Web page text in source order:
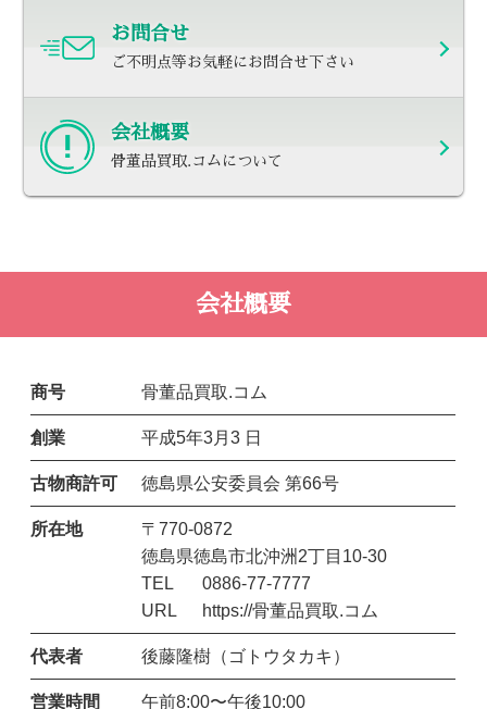
お問合せ
ご不明点等お気軽にお問合せ下さい
会社概要
骨董品買取.コムについて
会社概要
商号 骨董品買取.コム
創業 平成5年3月3 日
古物商許可 徳島県公安委員会 第66号
所在地
〒770-0872
徳島県徳島市北沖洲2丁目10-30
TEL
0886-77-7777
URL
https://骨董品買取.コム
代表者 後藤隆樹（ゴトウタカキ）
営業時間
午前8:00〜午後10:00